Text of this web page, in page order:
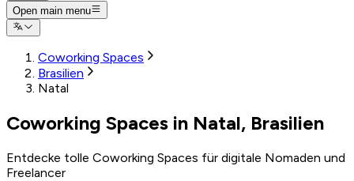
Open main menu
Coworking Spaces
Brasilien
Natal
Coworking Spaces in Natal, Brasilien
Entdecke tolle Coworking Spaces für digitale Nomaden und
Freelancer